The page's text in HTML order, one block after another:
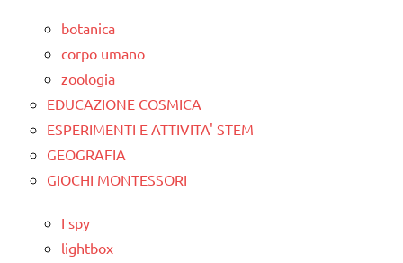
botanica
corpo umano
zoologia
EDUCAZIONE COSMICA
ESPERIMENTI E ATTIVITA' STEM
GEOGRAFIA
GIOCHI MONTESSORI
I spy
lightbox